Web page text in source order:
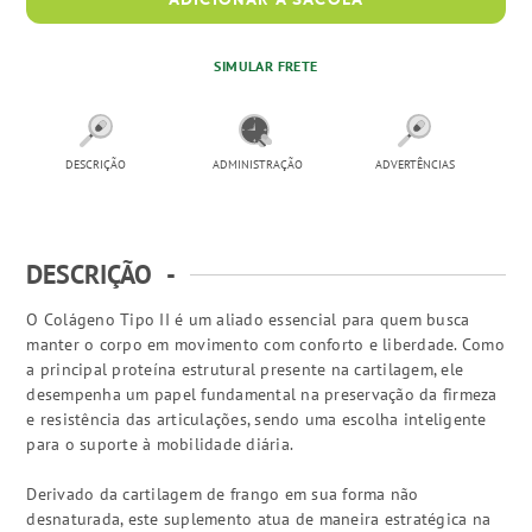
SIMULAR FRETE
DESCRIÇÃO ADMINISTRAÇÃO ADVERTÊNCIAS
DESCRIÇÃO -
O Colágeno Tipo II é um aliado essencial para quem busca
manter o corpo em movimento com conforto e liberdade. Como
a principal proteína estrutural presente na cartilagem, ele
desempenha um papel fundamental na preservação da firmeza
e resistência das articulações, sendo uma escolha inteligente
para o suporte à mobilidade diária.
Derivado da cartilagem de frango em sua forma não
desnaturada, este suplemento atua de maneira estratégica na